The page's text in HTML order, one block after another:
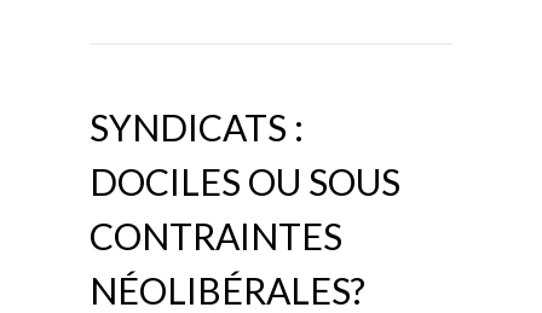
SYNDICATS :
DOCILES OU SOUS
CONTRAINTES
NÉOLIBÉRALES?